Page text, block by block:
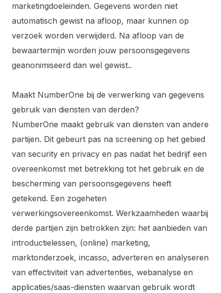
marketingdoeleinden. Gegevens worden niet
automatisch gewist na afloop, maar kunnen op
verzoek worden verwijderd. Na afloop van de
bewaartermijn worden jouw persoonsgegevens
geanonimiseerd dan wel gewist..
Maakt NumberOne bij de verwerking van gegevens
gebruik van diensten van derden?
NumberOne maakt gebruik van diensten van andere
partijen. Dit gebeurt pas na screening op het gebied
van security en privacy en pas nadat het bedrijf een
overeenkomst met betrekking tot het gebruik en de
bescherming van persoonsgegevens heeft
getekend. Een zogeheten
verwerkingsovereenkomst. Werkzaamheden waarbij
derde partijen zijn betrokken zijn: het aanbieden van
introductielessen, (online) marketing,
marktonderzoek, incasso, adverteren en analyseren
van effectiviteit van advertenties, webanalyse en
applicaties/saas-diensten waarvan gebruik wordt